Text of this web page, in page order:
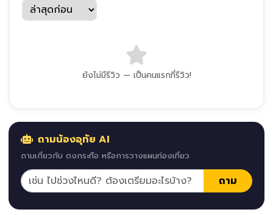
ยังไม่มีรีวิว — เป็นคนแรกที่รีวิว!
ถามน้องอุทัย AI
ถามเกี่ยวกับ ดงกระทือ หรือการวางแผนท่องเที่ยว
ถาม